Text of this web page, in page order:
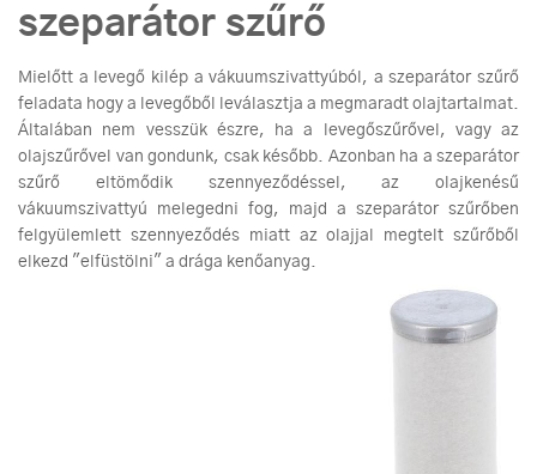
szeparátor szűrő
Mielőtt a levegő kilép a vákuumszivattyúból, a szeparátor szűrő
feladata hogy a levegőből leválasztja a megmaradt olajtartalmat.
Általában nem vesszük észre, ha a levegőszűrővel, vagy az
olajszűrővel van gondunk, csak később. Azonban ha a szeparátor
szűrő eltömődik szennyeződéssel, az olajkenésű
vákuumszivattyú melegedni fog, majd a szeparátor szűrőben
felgyülemlett szennyeződés miatt az olajjal megtelt szűrőből
elkezd "elfüstölni" a drága kenőanyag.